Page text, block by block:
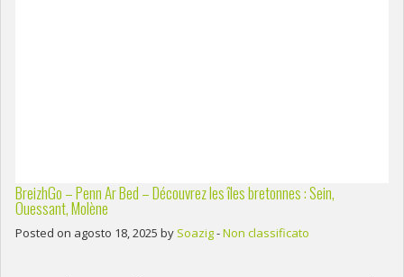
BreizhGo – Penn Ar Bed – Découvrez les îles bretonnes : Sein,
Ouessant, Molène
Posted on agosto 18, 2025 by Soazig-Non classificato